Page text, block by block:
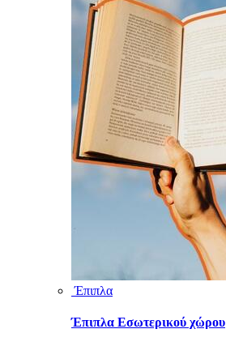
Έπιπλα
Έπιπλα Εσωτερικού χώρου